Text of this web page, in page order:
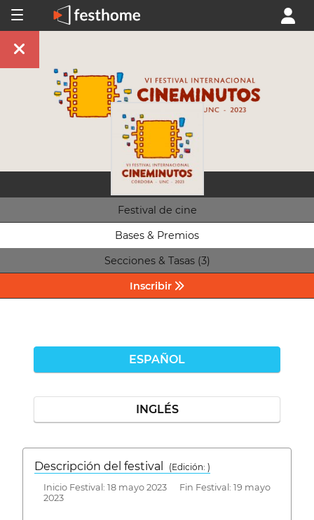
Festival de cine
Bases & Premios
Secciones & Tasas (3)
Inscribir
ESPAÑOL
INGLÉS
Descripción del festival
( Edición: )
Inicio Festival: 18 mayo 2023 Fin Festival: 19 mayo
2023